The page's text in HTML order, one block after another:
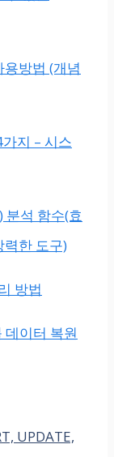
용방법 (개념
지 – 시스
분석 함수(효
력한 도구)
방법
데이터 복원
UPDATE,